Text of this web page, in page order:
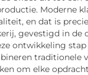
Moderne
en dat is
gevestigd in de
ontwikkeling
traditionele
om elke